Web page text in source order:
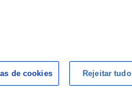
ALÉM DO CANCRO
PONTO DE CONTACTO
de cookies Rejeitar tudo